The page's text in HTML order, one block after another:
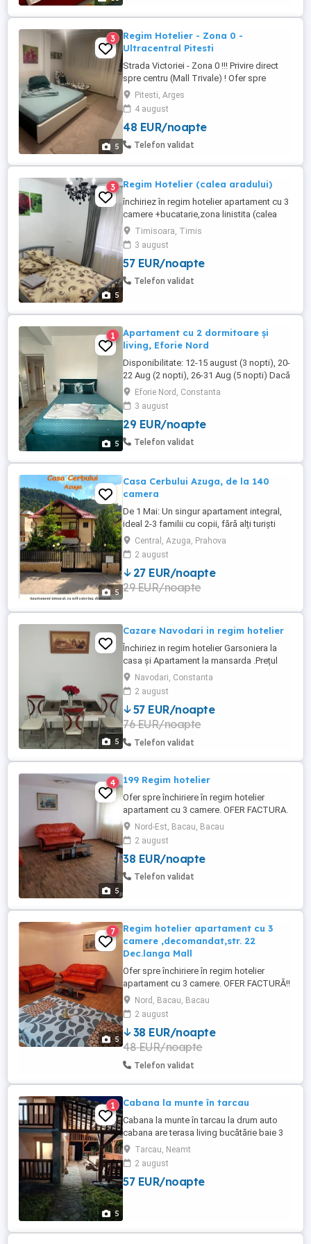
5
3
Regim Hotelier - Zona 0 -
Ultracentral Pitesti
Strada Victoriei - Zona 0 !!! Privire direct
spre centru (Mall Trivale) ! Ofer spre
inchiriere, in regim hotelier, un
APARTAMENT MODERN cu 2 camere,
extrem de CURAT, situat ULTRACENTRAL,
chiar in inima orasului PITESTI; Imobilul
este, asadar, la cativa pasi distanta de
Pitesti, Arges
4 august
48 EUR/noapte
Telefon validat
5
3 Regim Hotelier (calea aradului)
închiriez în regim hotelier apartament cu 3
camere +bucatarie,zona linistita (calea
Aradului )lingă piața verde,apartamentul
este dotat cu tot ce trebuie pentru o
ședere cît mai plăcută și relaxantă
Timisoara, Timis
3 august
57 EUR/noapte
Telefon validat
5
1
Apartament cu 2 dormitoare și
living, Eforie Nord
Disponibilitate: 12-15 august (3 nopti), 20-
22 Aug (2 nopti), 26-31 Aug (5 nopti) Dacă
îți dorești un sejur relaxant la mare, te
așteptăm într-un apartament complet
utilat, situat aproape de plajă. Este
alegerea ideală pentru familii, cupluri sau
grupuri de prieteni care vor să se bucure
Eforie Nord, Constanta
3 august
29 EUR/noapte
Telefon validat
5
Casa Cerbului Azuga, de la 140
camera
De 1 Mai: Un singur apartament integral,
ideal 2-3 familii cu copii, fără alți turiști
cazați. DOTĂRI SELF CATERING: bucătărie
complet utilată, curte cu terasă, foișor
închis, grătar, ceaun, barbeque, leagăn,
hamac, trambulină, etc... DISTRACȚIE:
Masă de biliard, jocuri pt cei mari și mici,
Central, Azuga, Prahova
2 august
27 EUR/noapte
29 EUR/noapte
5
Cazare Navodari in regim hotelier
Închiriez in regim hotelier Garsoniera la
casa și Apartament la mansarda .Prețul
este de 300-400 lei pe noapte .Pentru
detalii va rog. să mă contactați la Nr de tel
din anunț.
Navodari, Constanta
2 august
57 EUR/noapte
76 EUR/noapte
Telefon validat
5
4 199 Regim hotelier
Ofer spre închiriere în regim hotelier
apartament cu 3 camere. OFER FACTURA.
- Apartamentul este situat în partea de
nord a orașului pe str 22 decembrie nr.
lângă Arena Mall , fiind mobilat și utilat
complet cu o suprafață utila de 85 m . -
Preț 199 de lei pe zi pentru 2 persoane și
Nord-Est, Bacau, Bacau
2 august
38 EUR/noapte
Telefon validat
5
7
Regim hotelier apartament cu 3
camere ,decomandat,str. 22
Dec.langa Mall
Ofer spre închiriere în regim hotelier
apartament cu 3 camere. OFER FACTURĂ!!
- Apartamentul este situat în partea de
nord a orașului pe str 22 decembrie lângă
Arena Mall , fiind mobilat și utilat complet
cu o suprafață utila de 85 m . - Preț 200 de
lei pe zi pentru 2 persoane și are o
capacitate ...
Nord, Bacau, Bacau
2 august
38 EUR/noapte
48 EUR/noapte
Telefon validat
5
1 Cabana la munte în tarcau
Cabana la munte în tarcau la drum auto
cabana are terasa living bucătărie baie 3
dormitoare tel. o735887o93
Tarcau, Neamt
2 august
57 EUR/noapte